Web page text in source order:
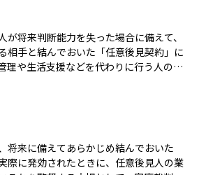
行うことができるため、自分らしい生活
として注目されています。法定後見と違
を任せるか」を決めておける点が特徴で
リスクが高まる中で、資産や生活の管理
して託すための、重要な準備の一つで
が将来判断能力を失った場合に備えて、
相手と結んでおいた「任意後見契約」に
理や生活支援などを代わりに行う人のこ
産の管理など多岐にわたり、本人の意思
利や生活を守ることが求められます。家
・弁護士など）が任命されることが多
将来に備えてあらかじめ結んでおいた
際に発効されたときに、任意後見人の業